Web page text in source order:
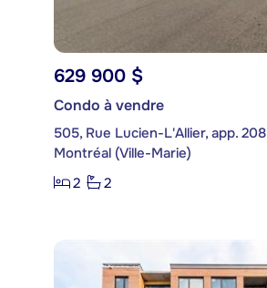
629 900 $
Condo à vendre
505, Rue Lucien-L'Allier, app. 208
Montréal (Ville-Marie)
2
2